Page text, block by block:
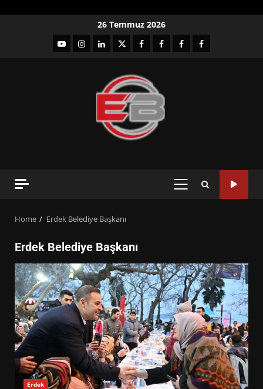
26 Temmuz 2026
YouTubeInstagram
LinkedIntwitterfacebook-Facebook-
Facebook-Facebook-
PRIMARY
Home Erdek Belediye Başkanı
Erdek Belediye Başkanı
Erdek